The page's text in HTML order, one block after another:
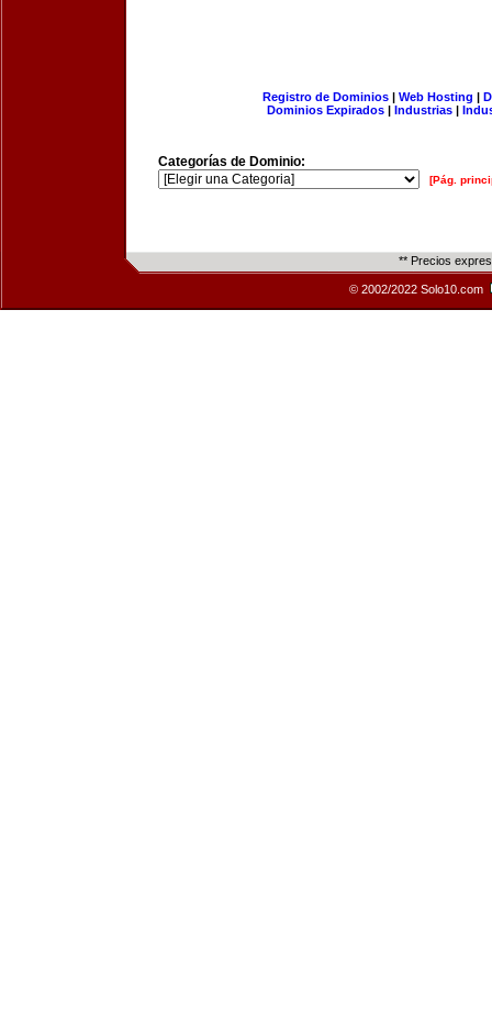
Registro de Dominios| Web Hosting |
Dominios Expirados | Industrias |
Categorías de Dominio:
[Pág.
** Precios
© 2002/2022 Solo10.com